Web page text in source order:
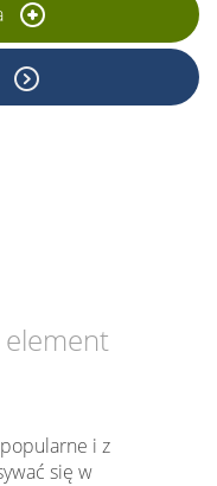
element
i z
się w